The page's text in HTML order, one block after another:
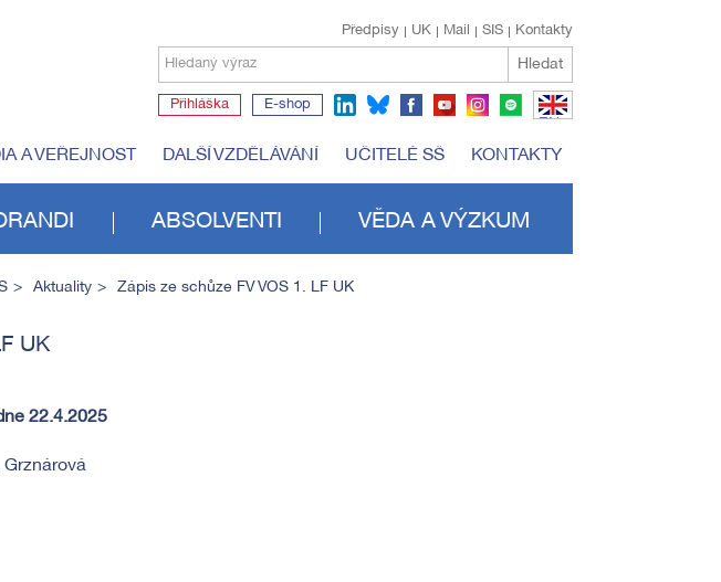
Kontakty
SIS
Mail
UK
Předpisy
Hledaný výraz Hledat
Přihláška E-shop
EN
A VEŘEJNOST DALŠÍ VZDĚLÁVÁNÍ UČITELÉ SŠ KONTAKTY
ABSOLVENTI VĚDA A VÝZKUM
Aktuality Zápis ze schůze FV VOS 1. LF UK
UK
22.4.2025
Grznárová